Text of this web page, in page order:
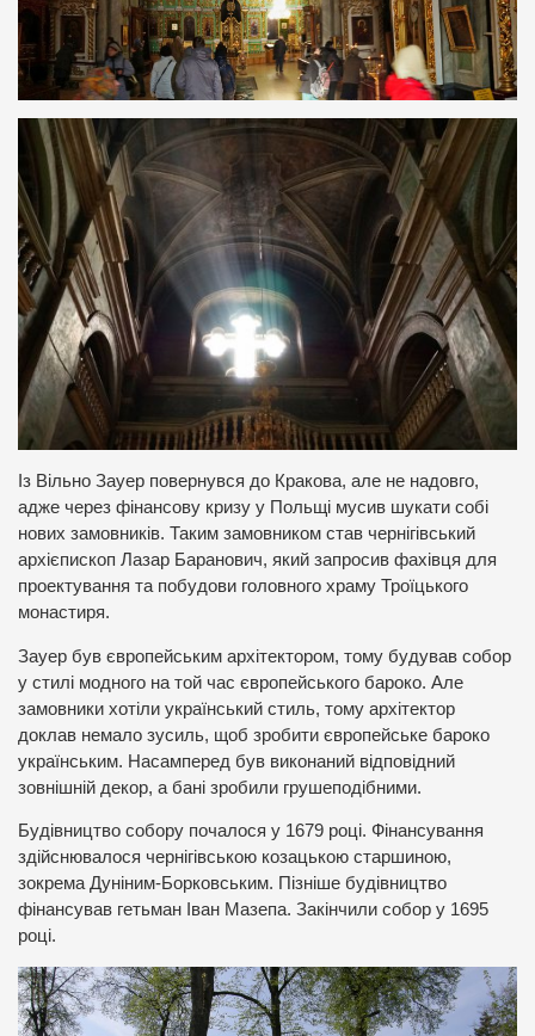
Із Вільно Зауер повернувся до Кракова, але не надовго,
адже через фінансову кризу у Польщі мусив шукати собі
нових замовників. Таким замовником став чернігівський
архієпископ Лазар Баранович, який запросив фахівця для
проектування та побудови головного храму Троїцького
монастиря.
Зауер був європейським архітектором, тому будував собор
у стилі модного на той час європейського бароко. Але
замовники хотіли український стиль, тому архітектор
доклав немало зусиль, щоб зробити європейське бароко
українським. Насамперед був виконаний відповідний
зовнішній декор, а бані зробили грушеподібними.
Будівництво собору почалося у 1679 році. Фінансування
здійснювалося чернігівською козацькою старшиною,
зокрема Дуніним-Борковським. Пізніше будівництво
фінансував гетьман Іван Мазепа. Закінчили собор у 1695
році.